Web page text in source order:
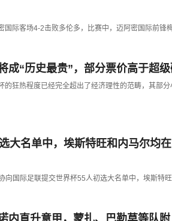
际客场4-2击败多伦多，比赛中，迈阿密国际前锋
成“历史最贵”，部分票价高于超
狂热程度已经完全超出了经济理性的范畴，其部分
大名单中，埃斯特旺和内马尔均在
向国际足联提交世界杯55人初选大名单中，埃斯特旺
内直升意甲，蒙扎、巴勒莫等队附